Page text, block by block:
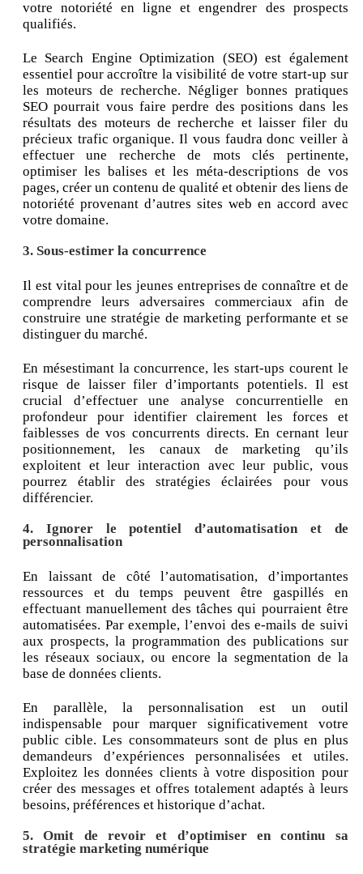
votre notoriété en ligne et engendrer des prospects
qualifiés.
Le Search Engine Optimization (SEO) est également
essentiel pour accroître la visibilité de votre start-up sur
les moteurs de recherche. Négliger bonnes pratiques
SEO pourrait vous faire perdre des positions dans les
résultats des moteurs de recherche et laisser filer du
précieux trafic organique. Il vous faudra donc veiller à
effectuer une recherche de mots clés pertinente,
optimiser les balises et les méta-descriptions de vos
pages, créer un contenu de qualité et obtenir des liens de
notoriété provenant d’autres sites web en accord avec
votre domaine.
3. Sous-estimer la concurrence
Il est vital pour les jeunes entreprises de connaître et de
comprendre leurs adversaires commerciaux afin de
construire une stratégie de marketing performante et se
distinguer du marché.
En mésestimant la concurrence, les start-ups courent le
risque de laisser filer d’importants potentiels. Il est
crucial d’effectuer une analyse concurrentielle en
profondeur pour identifier clairement les forces et
faiblesses de vos concurrents directs. En cernant leur
positionnement, les canaux de marketing qu’ils
exploitent et leur interaction avec leur public, vous
pourrez établir des stratégies éclairées pour vous
différencier.
4. Ignorer le potentiel d’automatisation et de
personnalisation
En laissant de côté l’automatisation, d’importantes
ressources et du temps peuvent être gaspillés en
effectuant manuellement des tâches qui pourraient être
automatisées. Par exemple, l’envoi des e-mails de suivi
aux prospects, la programmation des publications sur
les réseaux sociaux, ou encore la segmentation de la
base de données clients.
En parallèle, la personnalisation est un outil
indispensable pour marquer significativement votre
public cible. Les consommateurs sont de plus en plus
demandeurs d’expériences personnalisées et utiles.
Exploitez les données clients à votre disposition pour
créer des messages et offres totalement adaptés à leurs
besoins, préférences et historique d’achat.
5. Omit de revoir et d’optimiser en continu sa
stratégie marketing numérique